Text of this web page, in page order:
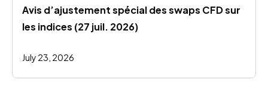
Avis d’ajustement spécial des swaps CFD sur
les indices (27 juil. 2026)
July 23, 2026